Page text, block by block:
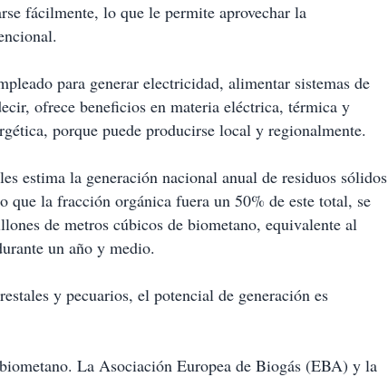
fácilmente, lo que le permite aprovechar la
para generar electricidad, alimentar sistemas de
ofrece beneficios en materia eléctrica, térmica y
porque puede producirse local y regionalmente.
estima la generación nacional anual de residuos sólidos
que la fracción orgánica fuera un 50% de este total, se
de metros cúbicos de biometano, equivalente al
un año y medio.
y pecuarios, el potencial de generación es
La Asociación Europea de Biogás (EBA) y la